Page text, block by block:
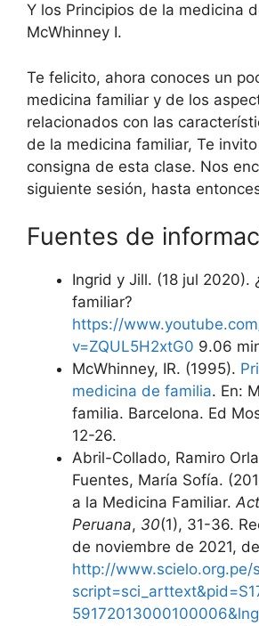
Y los Principios de la medicina
McWhinney I.
Te felicito, ahora conoces un
medicina familiar y de los
relacionados con las
de la medicina familiar, Te
consigna de esta clase. Nos
siguiente sesión, hasta
Fuentes de
Ingrid y Jill. (18 jul 2020).
familiar?
https://
v=ZQUL5H2xtG0 9.06
McWhinney, IR. (1995).
medicina de familia. En:
familia. Barcelona. Ed
12-26.
Abril-Collado, Ramiro
Fuentes, María Sofía.
a la Medicina Familiar.
Peruana, 30(1), 31-36.
de noviembre de 2021, de
http://www.scielo.org.pe/